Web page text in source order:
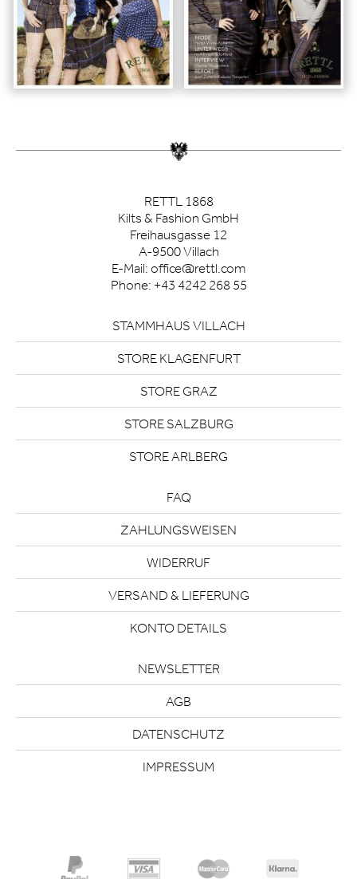
RETTL 1868
Kilts & Fashion GmbH
Freihausgasse 12
A-9500 Villach
E-Mail: office@rettl.com
Phone: +43 4242 268 55
STAMMHAUS VILLACH
STORE KLAGENFURT
STORE GRAZ
STORE SALZBURG
STORE ARLBERG
FAQ
ZAHLUNGSWEISEN
WIDERRUF
VERSAND & LIEFERUNG
KONTO DETAILS
NEWSLETTER
AGB
DATENSCHUTZ
IMPRESSUM